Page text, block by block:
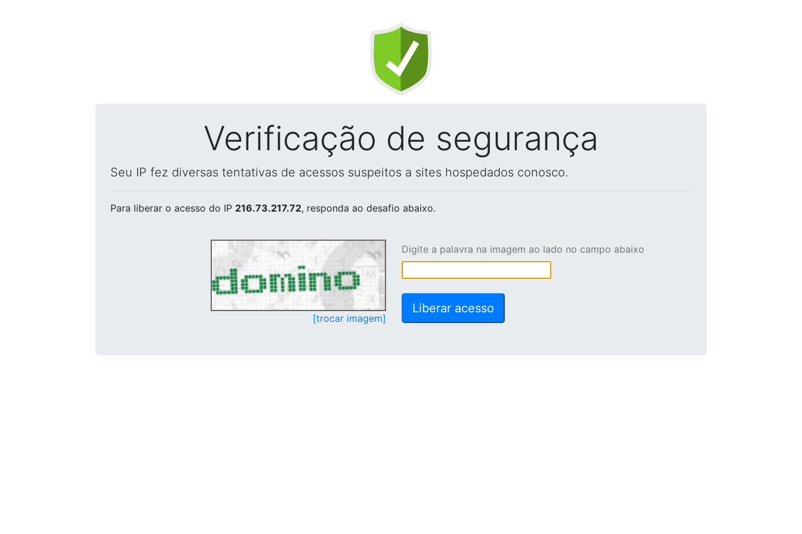
Verificação de segurança
Seu IP fez diversas tentativas de acessos suspeitos a sites hospedados conosco.
Para liberar o acesso do IP 216.73.217.72, responda ao desafio abaixo.
[trocar imagem]
Digite a palavra na imagem ao lado no campo abaixo